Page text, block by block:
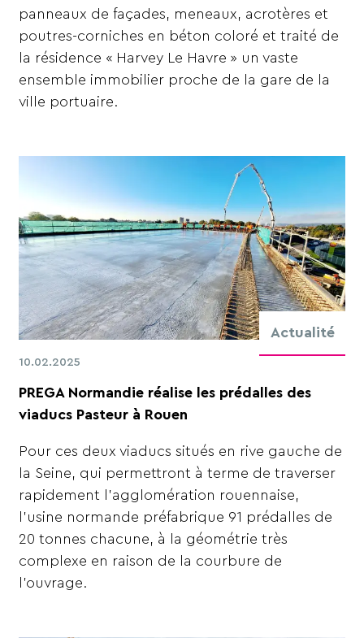
panneaux de façades, meneaux, acrotères et
poutres-corniches en béton coloré et traité de
la résidence « Harvey Le Havre » un vaste
ensemble immobilier proche de la gare de la
ville portuaire.
Actualité
10.02.2025
PREGA Normandie réalise les prédalles des
viaducs Pasteur à Rouen
Pour ces deux viaducs situés en rive gauche de
la Seine, qui permettront à terme de traverser
rapidement l’agglomération rouennaise,
l’usine normande préfabrique 91 prédalles de
20 tonnes chacune, à la géométrie très
complexe en raison de la courbure de
l’ouvrage.